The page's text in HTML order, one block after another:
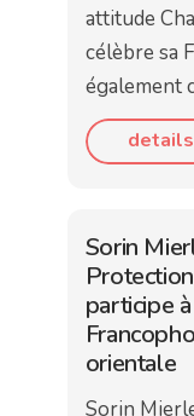
attitude
célèbre sa
également
details
Sorin
participe
orientale
Sorin